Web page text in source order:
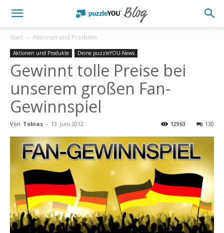
Start Aktionen und Produkte
Aktionen und Produkte Deine puzzleYOU-News
Gewinnt tolle Preise bei
unserem großen Fan-
Gewinnspiel
Von Tobias - 13. Juni 2012 130
12963